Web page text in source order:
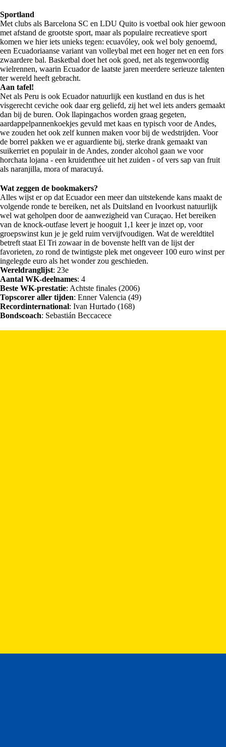
Sportland
Met clubs als Barcelona SC en LDU Quito is voetbal ook hier gewoon
met afstand de grootste sport, maar als populaire recreatieve sport
komen we hier iets unieks tegen: ecuavóley, ook wel boly genoemd,
een Ecuadoriaanse variant van volleybal met een hoger net en een fors
zwaardere bal. Basketbal doet het ook goed, net als tegenwoordig
wielrennen, waarin Ecuador de laatste jaren meerdere serieuze talenten
ter wereld heeft gebracht.
Aan tafel!
Net als Peru is ook Ecuador natuurlijk een kustland en dus is het
visgerecht ceviche ook daar erg geliefd, zij het wel iets anders gemaakt
dan bij de buren. Ook llapingachos worden graag gegeten,
aardappelpannenkoekjes gevuld met kaas en typisch voor de Andes,
we zouden het ook zelf kunnen maken voor bij de wedstrijden. Voor
de borrel pakken we er aguardiente bij, sterke drank gemaakt van
suikerriet en populair in de Andes, zonder alcohol gaan we voor
horchata lojana - een kruidenthee uit het zuiden - of vers sap van fruit
als naranjilla, mora of maracuyá.
Wat zeggen de bookmakers?
Alles wijst er op dat Ecuador een meer dan uitstekende kans maakt de
volgende ronde te bereiken, net als Duitsland en Ivoorkust natuurlijk
wel wat geholpen door de aanwezigheid van Curaçao. Het bereiken
van de knock-outfase levert je hooguit 1,1 keer je inzet op, voor
groepswinst kun je je geld ruim vervijfvoudigen. Wat de wereldtitel
betreft staat El Tri zowaar in de bovenste helft van de lijst der
favorieten, zo rond de twintigste plek met ongeveer 100 euro winst per
ingelegde euro als het wonder zou geschieden.
Wereldranglijst: 23e
Aantal WK-deelnames: 4
Beste WK-prestatie: Achtste finales (2006)
Topscorer aller tijden: Enner Valencia (49)
Recordinternational: Ivan Hurtado (168)
Bondscoach: Sebastián Beccacece